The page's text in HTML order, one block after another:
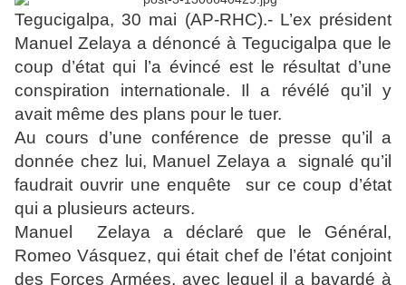
Tegucigalpa, 30 mai (AP-RHC).- L’ex président
Manuel Zelaya a dénoncé à Tegucigalpa que le
coup d’état qui l’a évincé est le résultat d’une
conspiration internationale. Il a révélé qu’il y
avait même des plans pour le tuer.
Au cours d’une conférence de presse qu’il a
donnée chez lui, Manuel Zelaya a signalé qu’il
faudrait ouvrir une enquête sur ce coup d’état
qui a plusieurs acteurs.
Manuel Zelaya a déclaré que le Général,
Romeo Vásquez, qui était chef de l’état conjoint
des Forces Armées, avec lequel il a bavardé à